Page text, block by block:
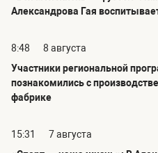
Александрова Гая
8:48
8 августа
Участники региональной
познакомились с
фабрике
15:31
7 августа